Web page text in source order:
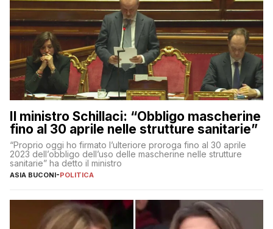
Il ministro Schillaci: “Obbligo mascherine
fino al 30 aprile nelle strutture sanitarie”
“Proprio oggi ho firmato l’ulteriore proroga fino al 30 aprile
2023 dell’obbligo dell’uso delle mascherine nelle strutture
sanitarie” ha detto il ministro
ASIA BUCONI-POLITICA